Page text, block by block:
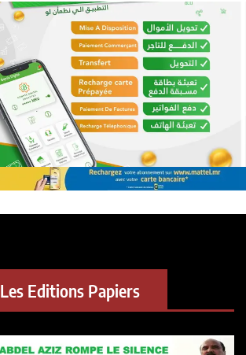
Les Editions Papiers